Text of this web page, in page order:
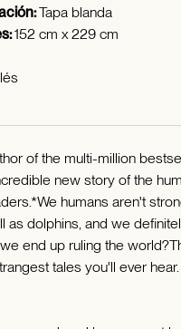
Tapa blanda
152 cm x 229 cm
of the multi-million
new story of the
humans aren't
as dolphins, and we
end up ruling the
tales you'll ever